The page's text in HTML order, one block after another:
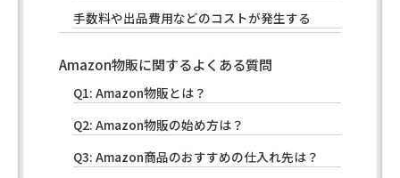
手数料や出品費用などのコストが発生する
Amazon物販に関するよくある質問
Q1: Amazon物販とは？
Q2: Amazon物販の始め方は？
Q3: Amazon商品のおすすめの仕入れ先は？